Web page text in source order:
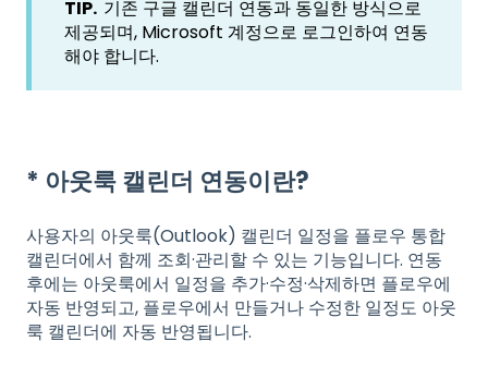
TIP. 기존 구글 캘린더 연동과 동일한 방식으로
제공되며, Microsoft 계정으로 로그인하여 연동
해야 합니다.
* 아웃룩 캘린더 연동이란?
사용자의 아웃룩(Outlook) 캘린더 일정을 플로우 통합
캘린더에서 함께 조회·관리할 수 있는 기능입니다. 연동
후에는 아웃룩에서 일정을 추가·수정·삭제하면 플로우에
자동 반영되고, 플로우에서 만들거나 수정한 일정도 아웃
룩 캘린더에 자동 반영됩니다.